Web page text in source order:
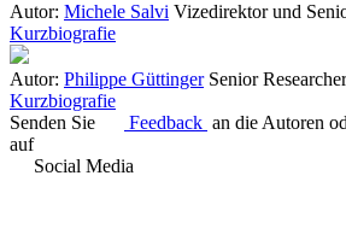
Autor: Michele Salvi Vizedirektor und
Kurzbiografie
Autor: Philippe Güttinger Senior Researcher
Kurzbiografie
Senden Sie
Feedback an die Autoren
auf
Social Media